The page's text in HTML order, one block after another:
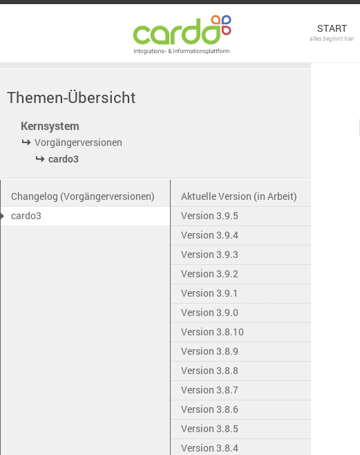
START
alles beginnt hier
Themen-Übersicht
Kernsystem
Vorgängerversionen
cardo3
Changelog (Vorgängerversionen)
cardo3
Aktuelle Version (in Arbeit)
Version 3.9.5
Version 3.9.4
Version 3.9.3
Version 3.9.2
Version 3.9.1
Version 3.9.0
Version 3.8.10
Version 3.8.9
Version 3.8.8
Version 3.8.7
Version 3.8.6
Version 3.8.5
Version 3.8.4